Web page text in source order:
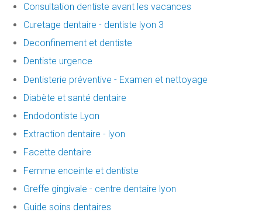
Consultation dentiste avant les vacances
Curetage dentaire - dentiste lyon 3
Deconfinement et dentiste
Dentiste urgence
Dentisterie préventive - Examen et nettoyage
Diabète et santé dentaire
Endodontiste Lyon
Extraction dentaire - lyon
Facette dentaire
Femme enceinte et dentiste
Greffe gingivale - centre dentaire lyon
Guide soins dentaires